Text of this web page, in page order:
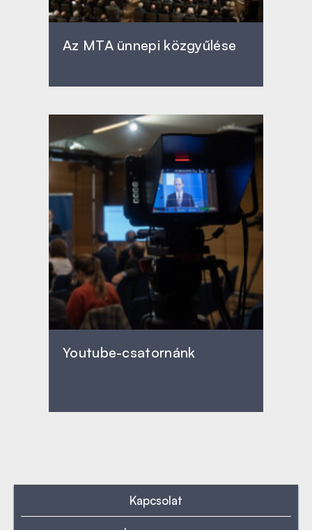
Az MTA ünnepi közgyűlése
Youtube-csatornánk
Kapcsolat